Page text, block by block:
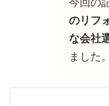
のリフ
な会社
ました。